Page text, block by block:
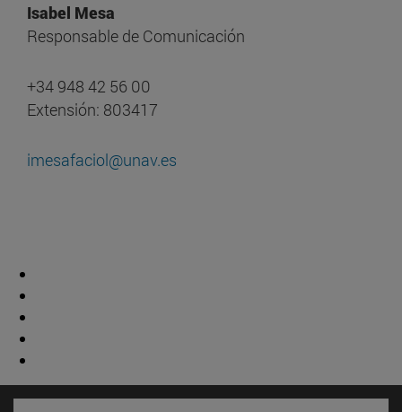
Isabel Mesa
Responsable de Comunicación
+34 948 42 56 00
Extensión: 803417
imesafaciol@unav.es